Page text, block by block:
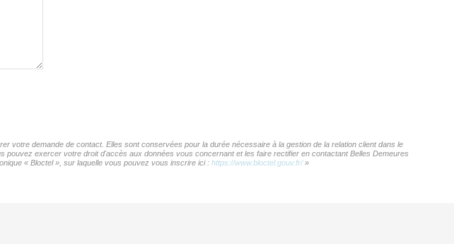
votre demande de contact. Elles sont conservées pour la durée nécessaire à la gestion de la relation client dans le
exercer votre droit d'accès aux données vous concernant et les faire rectifier en contactant Belles Demeures
« Bloctel », sur laquelle vous pouvez vous inscrire ici : https://www.bloctel.gouv.fr/»